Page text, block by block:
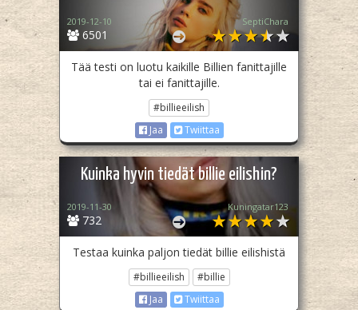
6501
2019-12-10 SeptiChara
Tää testi on luotu kaikille Billien fanittajille
tai ei fanittajille.
#billieeilish
Jaa
Twiittaa
Kuinka hyvin tiedät billie eilishin?
732
2019-11-30 Kuningatar123
Testaa kuinka paljon tiedät billie eilishistä
#billieeilish
#billie
Jaa
Twiittaa